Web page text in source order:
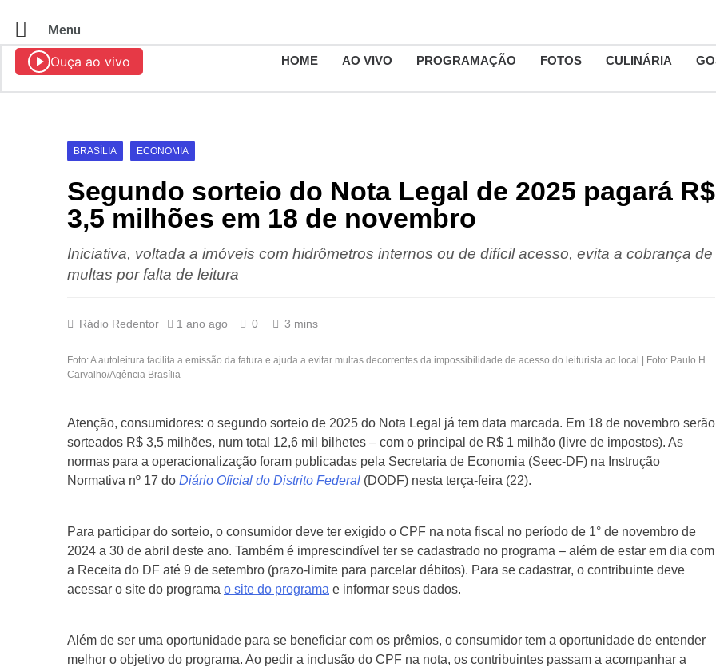
Menu
Ouça ao vivo HOME AO VIVO PROGRAMAÇÃO FOTOS CULINÁRIA
BRASÍLIA ECONOMIA
Segundo sorteio do Nota Legal de 2025 pagará R$
3,5 milhões em 18 de novembro
Iniciativa, voltada a imóveis com hidrômetros internos ou de difícil acesso, evita a cobrança de
multas por falta de leitura
Rádio Redentor 1 ano ago 0 3 mins
Foto: A autoleitura facilita a emissão da fatura e ajuda a evitar multas decorrentes da impossibilidade de acesso do leiturista ao local | Foto: Paulo H.
Carvalho/Agência Brasília
Atenção, consumidores: o segundo sorteio de 2025 do Nota Legal já tem data marcada. Em 18 de novembro serão
sorteados R$ 3,5 milhões, num total 12,6 mil bilhetes – com o principal de R$ 1 milhão (livre de impostos). As
normas para a operacionalização foram publicadas pela Secretaria de Economia (Seec-DF) na Instrução
Normativa nº 17 do Diário Oficial do Distrito Federal (DODF) nesta terça-feira (22).
Para participar do sorteio, o consumidor deve ter exigido o CPF na nota fiscal no período de 1° de novembro de
2024 a 30 de abril deste ano. Também é imprescindível ter se cadastrado no programa – além de estar em dia com
a Receita do DF até 9 de setembro (prazo-limite para parcelar débitos). Para se cadastrar, o contribuinte deve
acessar o site do programa o site do programa e informar seus dados.
Além de ser uma oportunidade para se beneficiar com os prêmios, o consumidor tem a oportunidade de entender
melhor o objetivo do programa. Ao pedir a inclusão do CPF na nota, os contribuintes passam a acompanhar a